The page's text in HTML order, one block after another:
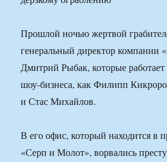
Прошлой ночью жертвой
генеральный директор компании
Дмитрий Рыбак, которые работает
шоу-бизнеса, как Филипп
и Стас Михайлов.
В его офис, который находится в
«Серп и Молот», ворвались